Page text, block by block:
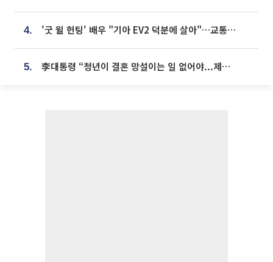
4. '굿 윌 헌팅' 배우 "기아 EV2 덕분에 살아"…교통사고 후 안전성 극찬
5. 李대통령 “청년이 결혼 망설이는 일 없어야...제도상 불이익 조사”